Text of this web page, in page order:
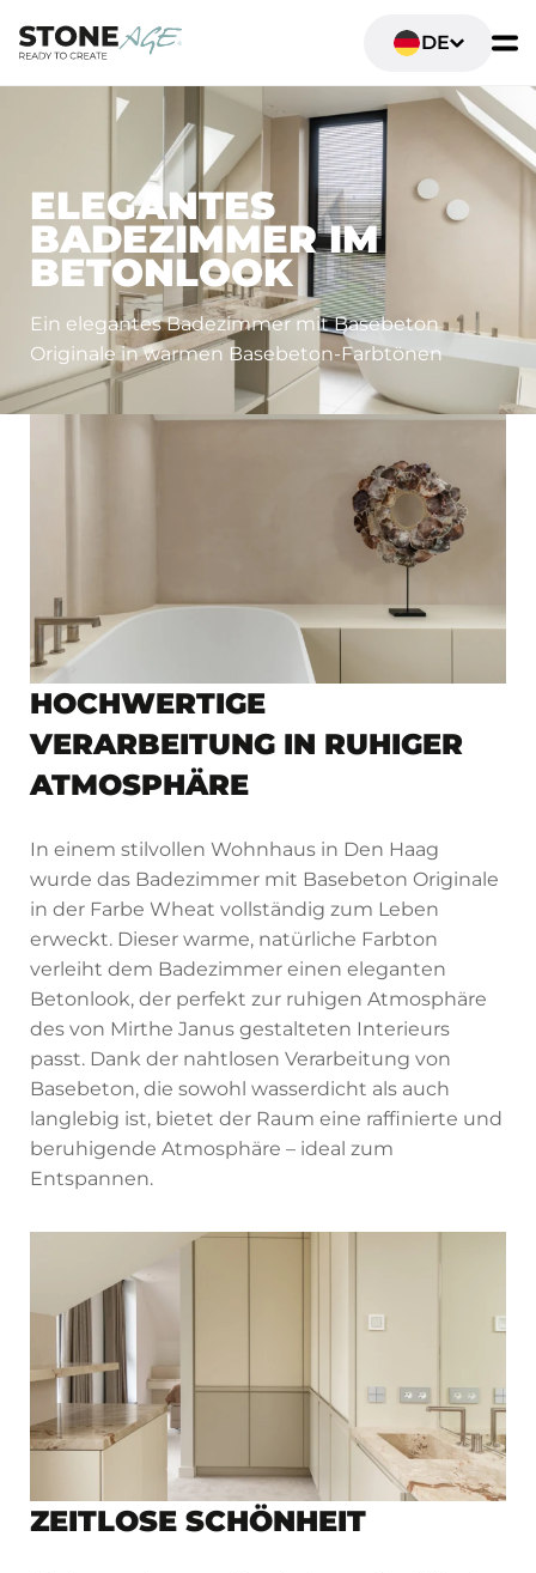
SANITÄR- UND BADEZIMMER
ELEGANTES
BADEZIMMER IM
BETONLOOK
Ein elegantes Badezimmer mit Basebeton
Originale in warmen Basebeton-Farbtönen
DE
HOCHWERTIGE
VERARBEITUNG IN RUHIGER
ATMOSPHÄRE
In einem stilvollen Wohnhaus in Den Haag
wurde das Badezimmer mit Basebeton Originale
in der Farbe Wheat vollständig zum Leben
erweckt. Dieser warme, natürliche Farbton
verleiht dem Badezimmer einen eleganten
Betonlook, der perfekt zur ruhigen Atmosphäre
des von Mirthe Janus gestalteten Interieurs
passt. Dank der nahtlosen Verarbeitung von
Basebeton, die sowohl wasserdicht als auch
langlebig ist, bietet der Raum eine raffinierte und
beruhigende Atmosphäre – ideal zum
Entspannen.
ZEITLOSE SCHÖNHEIT